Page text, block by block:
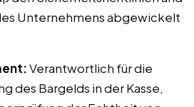
Unternehmens abgewickelt
Verantwortlich für die
des Bargelds in der Kasse,